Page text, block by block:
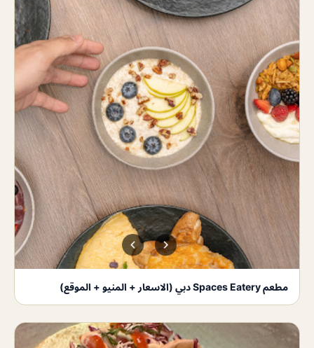
مطعم Spaces Eatery دبي (الاسعار + المنيو + الموقع)